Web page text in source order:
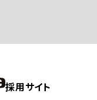
採用サイト